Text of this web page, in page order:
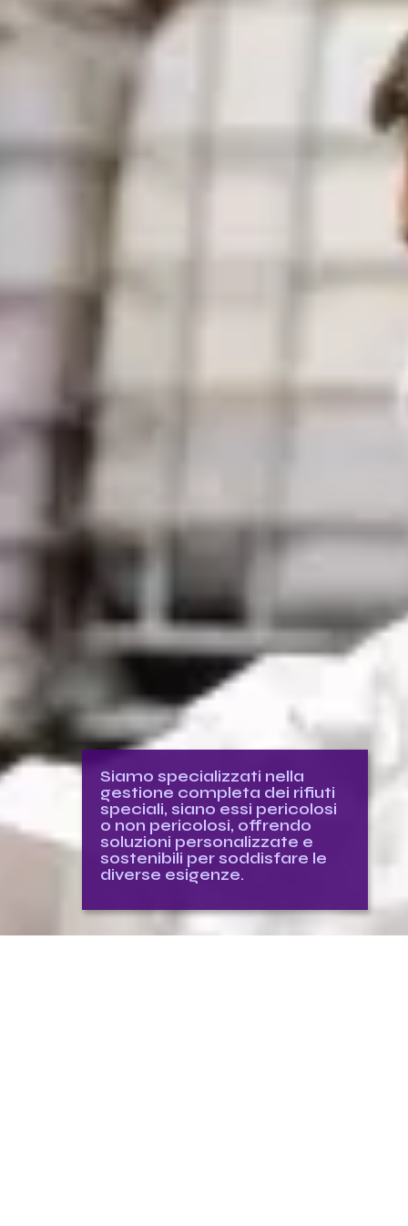
Siamo specializzati nella
gestione completa dei rifiuti
speciali, siano essi pericolosi
o non pericolosi, offrendo
soluzioni personalizzate e
sostenibili per soddisfare le
diverse esigenze.